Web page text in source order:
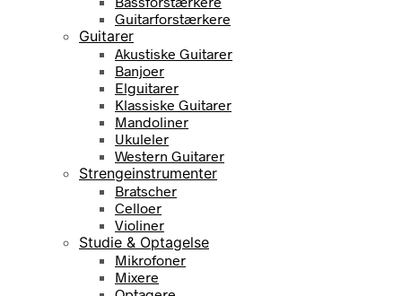
Guitarforstærkere
Guitarer
Akustiske Guitarer
Banjoer
Elguitarer
Klassiske Guitarer
Mandoliner
Ukuleler
Western Guitarer
Strengeinstrumenter
Bratscher
Celloer
Violiner
Studie & Optagelse
Mikrofoner
Mixere